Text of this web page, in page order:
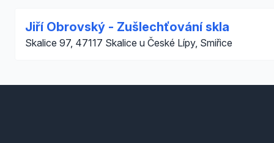
Jiří Obrovský - Zušlechťování skla
Skalice 97, 47117 Skalice u České Lípy, Smiřice